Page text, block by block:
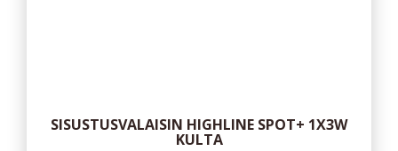
SISUSTUSVALAISIN HIGHLINE SPOT+ 1X3W
KULTA